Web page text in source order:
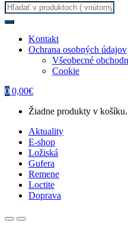
Search
for:
Kontakt
Ochrana osobných údajov
Všeobecné
Cookie
0 0,00€
Žiadne produkty v košíku.
Aktuality
E-shop
Ložiská
Gufera
Remene
Loctite
Doprava